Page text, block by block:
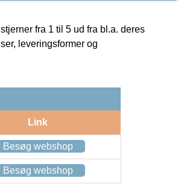
fra 1 til 5 ud fra bl.a. deres
leveringsformer og
Link
Besøg webshop
Besøg webshop